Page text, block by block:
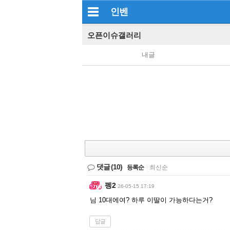
인벤
오픈이슈갤러리
내글
댓글(10) 등록순 최신순
펭2 26-05-15 17:19
님 10대에여? 하루 이딸이 가능하다는거?
답글